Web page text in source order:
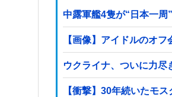
中露軍艦4隻が“日本一周”
【画像】アイドルのオ
ウクライナ、ついに力尽
【衝撃】30年続いたモ